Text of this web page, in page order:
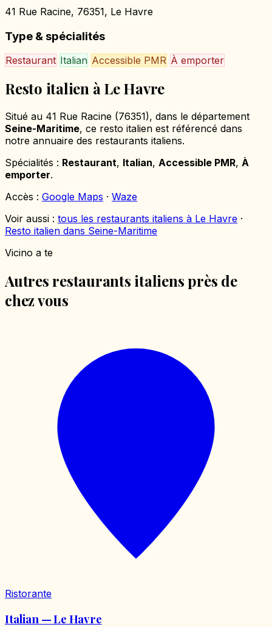
41 Rue Racine, 76351, Le Havre
Type & spécialités
Restaurant Italian Accessible PMR À emporter
Resto italien à Le Havre
Situé au 41 Rue Racine (76351), dans le département
Seine-Maritime, ce resto italien est référencé dans
notre annuaire des restaurants italiens.
Spécialités : Restaurant, Italian, Accessible PMR, À
emporter.
Accès : Google Maps · Waze
Voir aussi : tous les restaurants italiens à Le Havre ·
Resto italien dans Seine-Maritime
Vicino a te
Autres restaurants italiens près de
chez vous
Ristorante
Italian — Le Havre